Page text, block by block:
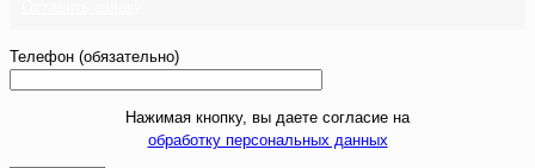
Телефон (обязательно)
Нажимая кнопку, вы даете согласие на
обработку персональных данных